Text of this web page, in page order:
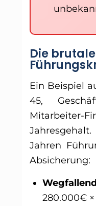
Die
Ein Beispiel
45,
Jahren
Absicherung:
280.000€ ×